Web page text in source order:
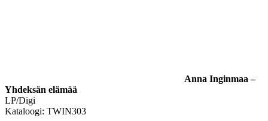
Anna Inginmaa –
Yhdeksän elämää
LP/Digi
Kataloogi: TWIN303